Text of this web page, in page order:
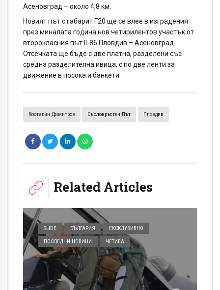
Асеновград – около 4,8 км.
Новият път с габарит Г20 ще се влее в изградения
през миналата година нов четирилентов участък от
второкласния път II-86 Пловдив – Асеновград.
Отсечката ще бъде с две платна, разделени със
средна разделителна ивица, с по две ленти за
движение в посока и банкети.
Костадин Димитров Околовръстен Път Пловдив
Related Articles
SLIDE БЪЛГАРИЯ ЕКСКЛУЗИВНО
ПОСЛЕДНИ НОВИНИ ЧЕТИВА